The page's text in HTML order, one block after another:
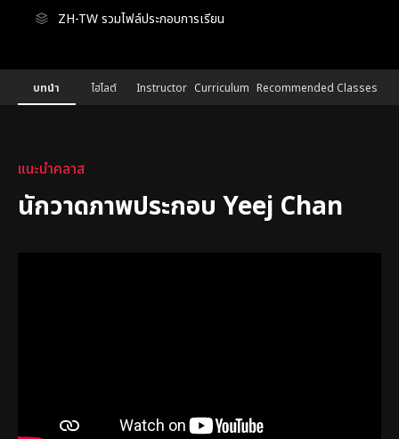
ZH-TW รวมไฟล์ประกอบการเรียน
Details
Configuration Information Shortcuts
บทนำ ไฮไลต์ Instructor Curriculum Recommended Classes
แนะนำคลาส
นักวาดภาพประกอบ Yeej Chan